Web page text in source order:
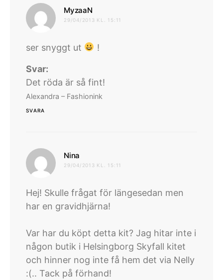
MyzaaN
29/04/2013 KL. 15:11
ser snyggt ut !
Svar:
Det röda är så fint!
Alexandra – Fashionink
SVARA
Nina
29/04/2013 KL. 15:11
Hej! Skulle frågat för längesedan men
har en gravidhjärna!
Var har du köpt detta kit? Jag hitar inte i
någon butik i Helsingborg Skyfall kitet
och hinner nog inte få hem det via Nelly
:(.. Tack på förhand!